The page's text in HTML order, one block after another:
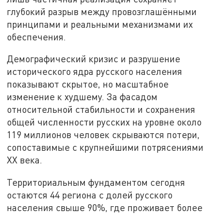
глубокий разрыв между провозглашёнными
принципами и реальными механизмами их
обеспечения.
Демографический кризис и разрушение
исторического ядра русского населения
показывают скрытое, но масштабное
изменение к худшему. За фасадом
относительной стабильности и сохранения
общей численности русских на уровне около
119 миллионов человек скрываются потери,
сопоставимые с крупнейшими потрясениями
XX века.
Территориальным фундаментом сегодня
остаются 44 региона с долей русского
населения свыше 90%, где проживает более